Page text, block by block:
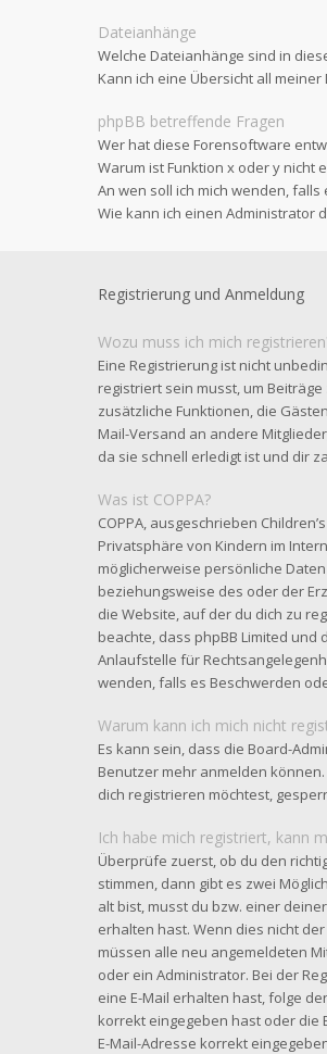
Dateianhänge
Welche Dateianhänge sind in
Kann ich eine Übersicht all
phpBB betreffende Fragen
Wer hat diese Forensoftware
Warum ist Funktion x oder y nicht
An wen soll ich mich wenden,
Wie kann ich einen Administrator
Registrierung und Anmeldung
Wozu muss ich mich
Eine Registrierung ist nicht
registriert sein musst, um
zusätzliche Funktionen, die
Mail-Versand an andere
da sie schnell erledigt ist und dir
Was ist COPPA?
COPPA, ausgeschrieben
Privatsphäre von Kindern im
möglicherweise persönliche
beziehungsweise des oder der
die Website, auf der du dich zu
beachte, dass phpBB Limited
Anlaufstelle für
wenden, falls es Beschwerden
Warum kann ich mich nicht
Es kann sein, dass die Board-
Benutzer mehr anmelden
dich registrieren möchtest,
Ich habe mich registriert, kann
Überprüfe zuerst, ob du den
stimmen, dann gibt es zwei
alt bist, musst du bzw. einer
erhalten hast. Wenn dies nicht
müssen alle neu angemeldeten
oder ein Administrator. Bei der
eine E-Mail erhalten hast, folge
korrekt eingegeben hast oder die
E-Mail-Adresse korrekt